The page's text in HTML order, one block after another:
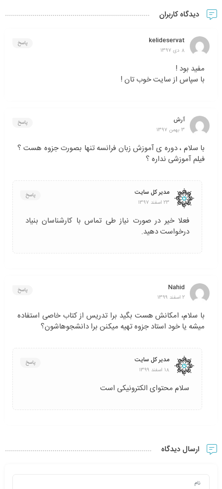
دیدگاه کاربران
kelideservat
8 دی 1397
پاسخ
مفید بود !
با سپاس از سایت خوب تان !
آرش
3 بهمن 1397
پاسخ
با سلام ، دوره ی آموزش زبان فرانسه تنها بصورت جزوه هست ؟
فیلم آموزشی نداره ؟
مدیر کل سایت
23 اسفند 1397
پاسخ
فعلا خیر در صورت نیاز طی تماس با کارشناسان بنیاد
درخواست دهید.
Nahid
2 اسفند 1399
پاسخ
با سلام، امکانش هست بگید برا تدریس از کتاب خاصی استفاده
میشه یا خود استاد جزوه تهیه میکنن برا دانشجوهاشون؟
مدیر کل سایت
18 اسفند 1399
پاسخ
سلام محتوای الکترونیکی است
ارسال دیدگاه